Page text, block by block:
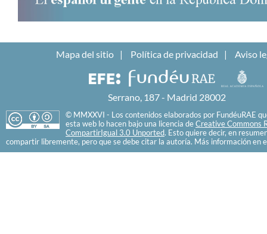
Mapa del sitio Política de privacidad Aviso
Serrano, 187 - Madrid 28002
© MMXXVI - Los contenidos elaborados por FundéuRAE
esta web lo hacen bajo una licencia de Creative Commons
CompartirIgual 3.0 Unported. Esto quiere decir, en
compartir libremente, pero que se debe citar la autoría. Más información en